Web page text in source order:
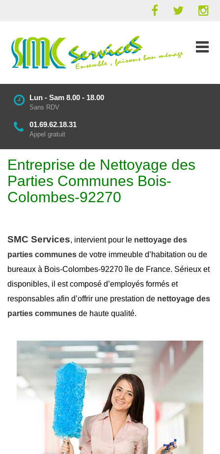
Lun - Sam 8.00 - 18.00
Sans RDV
01.69.62.18.31
Appel gratuit
Entreprise de Nettoyage des
Parties Communes Bois-
Colombes-92270
SMC Services, intervient pour le nettoyage des
parties communes de votre immeuble d’habitation ou de
bureaux à Bois-Colombes-92270 île de France. Sérieux et
disponibles, il est composé d’employés formés et
responsables afin d’offrir une prestation de nettoyage des
parties communes de haute qualité.